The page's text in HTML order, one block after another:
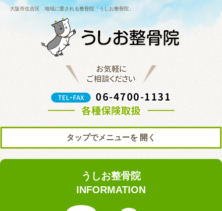
大阪市住吉区 地域に愛される整骨院「うしお整骨院」
お気軽に
ご相談ください
TEL・FAX
06-4700-1131
各種保険取扱
タップでメニューを
料金表
お知らせ
うしお整骨院
INFORMATION